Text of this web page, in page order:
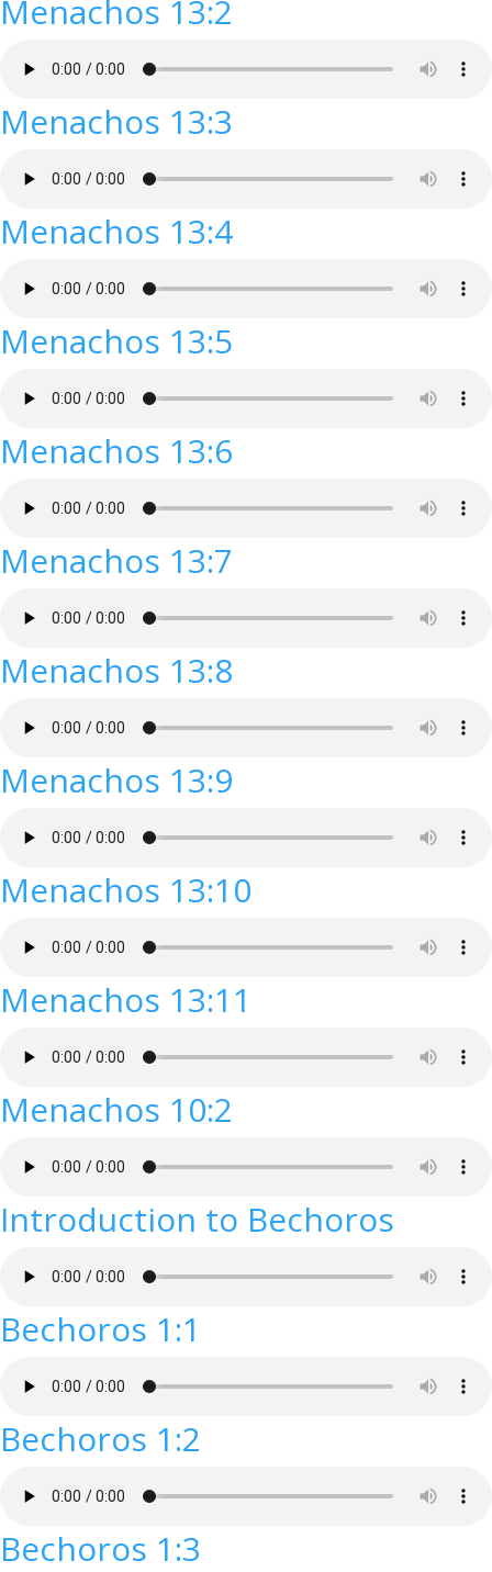
Menachos 13:2
Menachos 13:3
Menachos 13:4
Menachos 13:5
Menachos 13:6
Menachos 13:7
Menachos 13:8
Menachos 13:9
Menachos 13:10
Menachos 13:11
Menachos 10:2
Introduction to Bechoros
Bechoros 1:1
Bechoros 1:2
Bechoros 1:3